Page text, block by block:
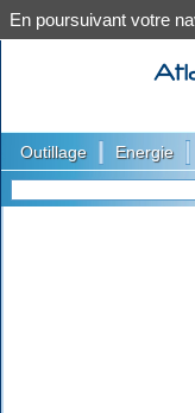
Outillage Energie
En poursuivant votre